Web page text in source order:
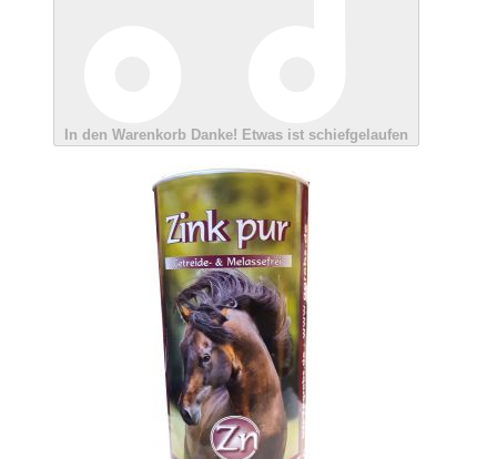
In den Warenkorb Danke! Etwas ist schiefgelaufen